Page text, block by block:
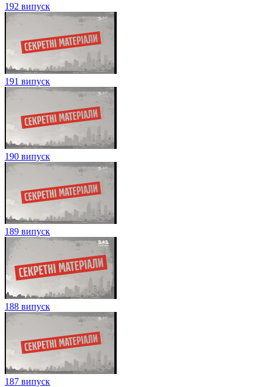
192 випуск
191 випуск
190 випуск
189 випуск
188 випуск
187 випуск